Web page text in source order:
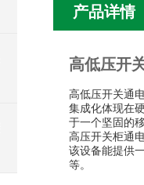
产品详情
高低压开
高低压开关通
集成化体现在
于一个坚固的
高压开关柜通
该设备能提供
等。